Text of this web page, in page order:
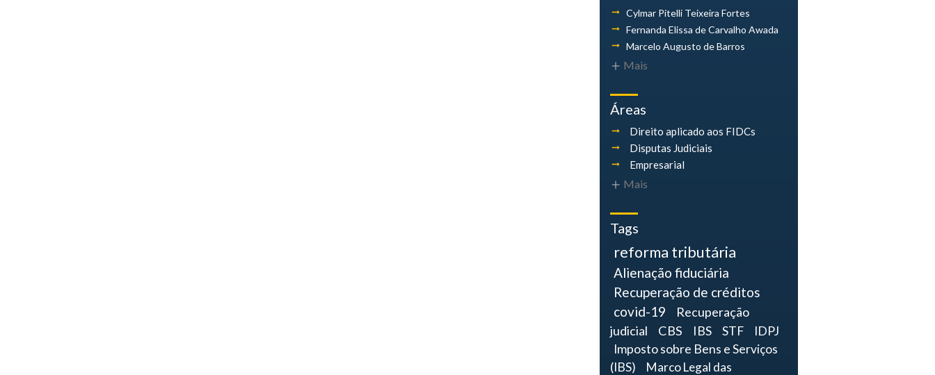
Cylmar Pitelli Teixeira Fortes
Fernanda Elissa de Carvalho Awada
Marcelo Augusto de Barros
Mais
Áreas
Direito aplicado aos FIDCs
Disputas Judiciais
Empresarial
Mais
Tags
reforma tributária
Alienação fiduciária
Recuperação de créditos
covid-19
Recuperação
judicial
CBS IBS STF
IDPJ
Imposto sobre Bens e Serviços
(IBS)
Marco Legal das